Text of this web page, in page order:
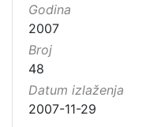
Godina
2007
Broj
48
Datum izlaženja
2007-11-29